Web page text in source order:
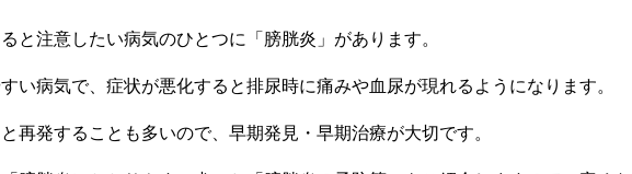
と注意したい病気のひとつに「膀胱炎」があります。
い病気で、症状が悪化すると排尿時に痛みや血尿が現れるようになります。
再発することも多いので、早期発見・早期治療が大切です。